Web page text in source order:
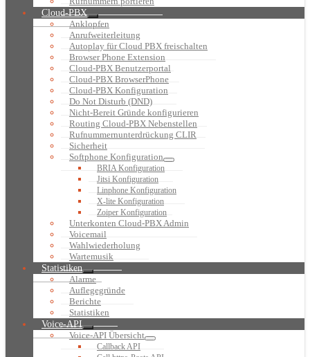
Cloud-PBX
Anklopfen
Anrufweiterleitung
Autoplay für Cloud PBX freischalten
Browser Phone Extension
Cloud-PBX Benutzerportal
Cloud-PBX BrowserPhone
Cloud-PBX Konfiguration
Do Not Disturb (DND)
Nicht-Bereit Gründe konfigurieren
Routing Cloud-PBX Nebenstellen
Rufnummernunterdrückung CLIR
Sicherheit
Softphone Konfiguration
BRIA Konfiguration
Jitsi Konfiguration
Linphone Konfiguration
X-lite Konfiguration
Zoiper Konfiguration
Unterkonten Cloud-PBX Admin
Voicemail
Wahlwiederholung
Wartemusik
Statistiken
Alarme
Auflegegründe
Berichte
Statistiken
Voice-API
Voice-API Übersicht
Callback API